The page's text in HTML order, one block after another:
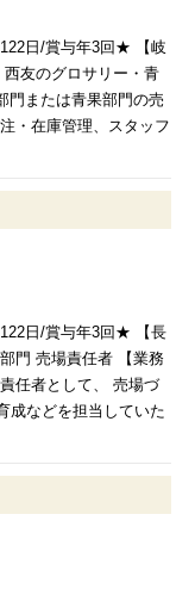
日/賞与年3回★ 【岐
友のグロサリー・青
門または青果部門の売
・在庫管理、スタッフ
日/賞与年3回★ 【長
門 売場責任者 【業務
任者として、 売場づ
成などを担当していた